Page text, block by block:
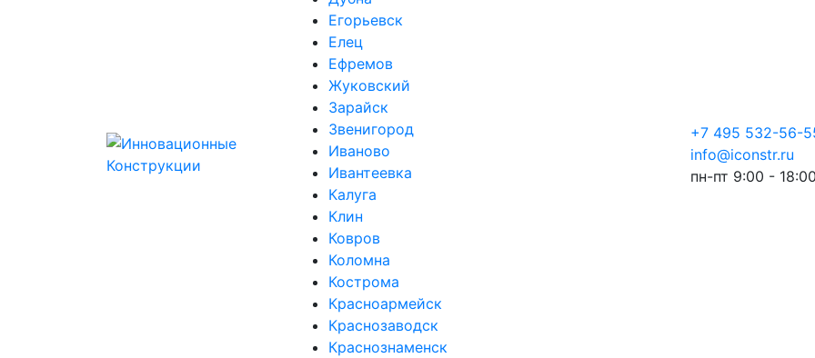
Егорьевск
Елец
Ефремов
Жуковский
Зарайск
Звенигород
Иваново
Ивантеевка
Калуга
Клин
Ковров
Коломна
Кострома
Красноармейск
Краснозаводск
Краснознаменск
+7 495 532-56-
info@iconstr.ru
пн-пт 9:00 -